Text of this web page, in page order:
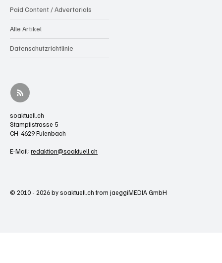
Paid Content / Advertorials
Alle Artikel
Datenschutzrichtlinie
soaktuell.ch
Stampfistrasse 5
CH-4629 Fulenbach
E-Mail: redaktion@soaktuell.ch
© 2010 - 2026 by soaktuell.ch from jaeggiMEDIA GmbH